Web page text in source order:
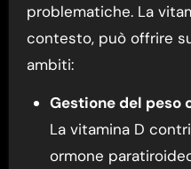
problematiche. La
contesto, può offrire
ambiti:
Gestione del peso
La vitamina D
ormone